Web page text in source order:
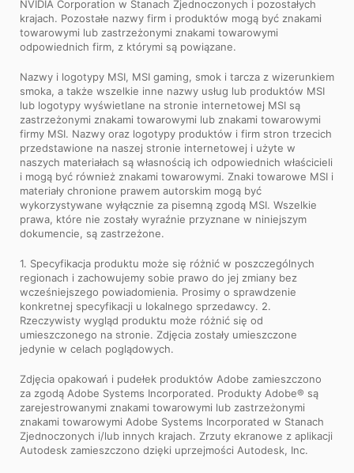
NVIDIA Corporation w Stanach Zjednoczonych i pozostałych
krajach. Pozostałe nazwy firm i produktów mogą być znakami
towarowymi lub zastrzeżonymi znakami towarowymi
odpowiednich firm, z którymi są powiązane.
Nazwy i logotypy MSI, MSI gaming, smok i tarcza z wizerunkiem
smoka, a także wszelkie inne nazwy usług lub produktów MSI
lub logotypy wyświetlane na stronie internetowej MSI są
zastrzeżonymi znakami towarowymi lub znakami towarowymi
firmy MSI. Nazwy oraz logotypy produktów i firm stron trzecich
przedstawione na naszej stronie internetowej i użyte w
naszych materiałach są własnością ich odpowiednich właścicieli
i mogą być również znakami towarowymi. Znaki towarowe MSI i
materiały chronione prawem autorskim mogą być
wykorzystywane wyłącznie za pisemną zgodą MSI. Wszelkie
prawa, które nie zostały wyraźnie przyznane w niniejszym
dokumencie, są zastrzeżone.
1. Specyfikacja produktu może się różnić w poszczególnych
regionach i zachowujemy sobie prawo do jej zmiany bez
wcześniejszego powiadomienia. Prosimy o sprawdzenie
konkretnej specyfikacji u lokalnego sprzedawcy. 2.
Rzeczywisty wygląd produktu może różnić się od
umieszczonego na stronie. Zdjęcia zostały umieszczone
jedynie w celach poglądowych.
Zdjęcia opakowań i pudełek produktów Adobe zamieszczono
za zgodą Adobe Systems Incorporated. Produkty Adobe® są
zarejestrowanymi znakami towarowymi lub zastrzeżonymi
znakami towarowymi Adobe Systems Incorporated w Stanach
Zjednoczonych i/lub innych krajach. Zrzuty ekranowe z aplikacji
Autodesk zamieszczono dzięki uprzejmości Autodesk, Inc.